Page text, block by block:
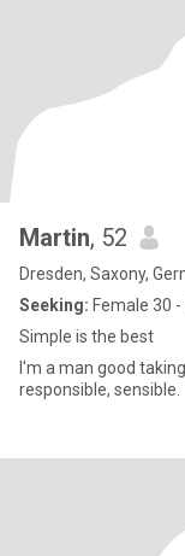
Martin, 52
Dresden, Saxony,
Seeking: Female 30 -
Simple is the best
I'm a man good
responsible, sensible.